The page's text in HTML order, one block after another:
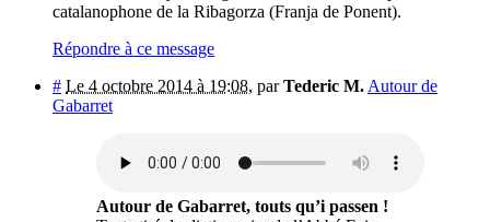
catalanophone de la Ribagorza (Franja de Ponent).
Répondre à ce message
# Le 4 octobre 2014 à 19:08, parTederic M. Autour de
Gabarret
Autour de Gabarret, touts qu’i passen !